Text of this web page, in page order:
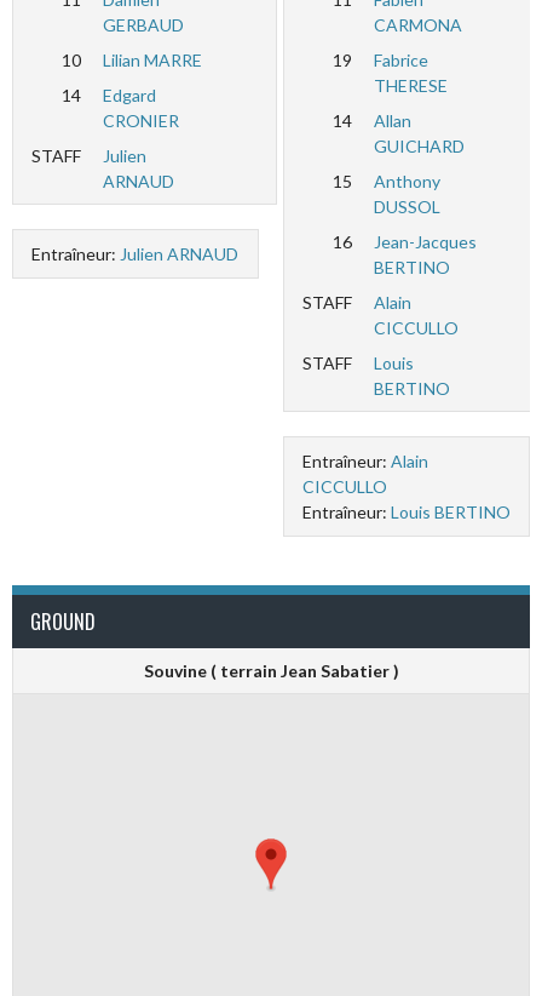
GERBAUD
10
Lilian MARRE
14
Edgard
CRONIER
STAFF
Julien
ARNAUD
Entraîneur: Julien ARNAUD
CARMONA
19
Fabrice
THERESE
14
Allan
GUICHARD
15
Anthony
DUSSOL
16
Jean-Jacques
BERTINO
STAFF
Alain
CICCULLO
STAFF
Louis
BERTINO
Entraîneur: Alain
CICCULLO
Entraîneur: Louis BERTINO
GROUND
Souvine ( terrain Jean Sabatier )